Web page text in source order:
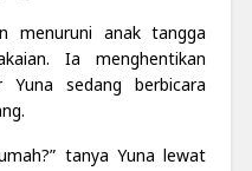
menuruni anak tangga
Ia menghentikan
Yuna sedang berbicara
tanya Yuna lewat